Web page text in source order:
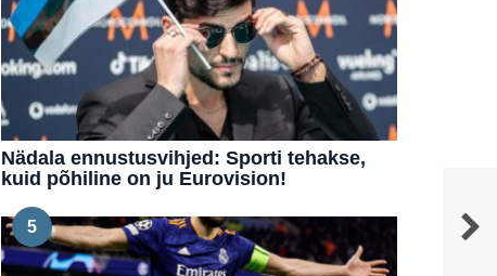
Nädala ennustusvihjed: Sporti tehakse,
kuid põhiline on ju Eurovision!
5